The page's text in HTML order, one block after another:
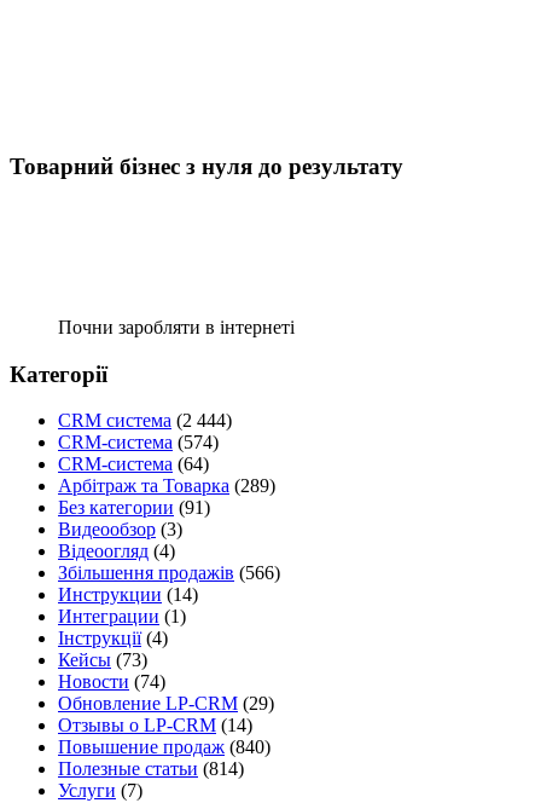
Товарний бізнес з нуля до результату
Почни заробляти в інтернеті
Категорії
CRM система (2 444)
CRM-система (574)
CRM-система (64)
Арбітраж та Товарка (289)
Без категории (91)
Видеообзор (3)
Відеоогляд (4)
Збільшення продажів (566)
Инструкции (14)
Интеграции (1)
Інструкції(4)
Кейсы (73)
Новости (74)
Обновление LP-CRM (29)
Отзывы о LP-CRM (14)
Повышение продаж (840)
Полезные статьи (814)
Услуги (7)